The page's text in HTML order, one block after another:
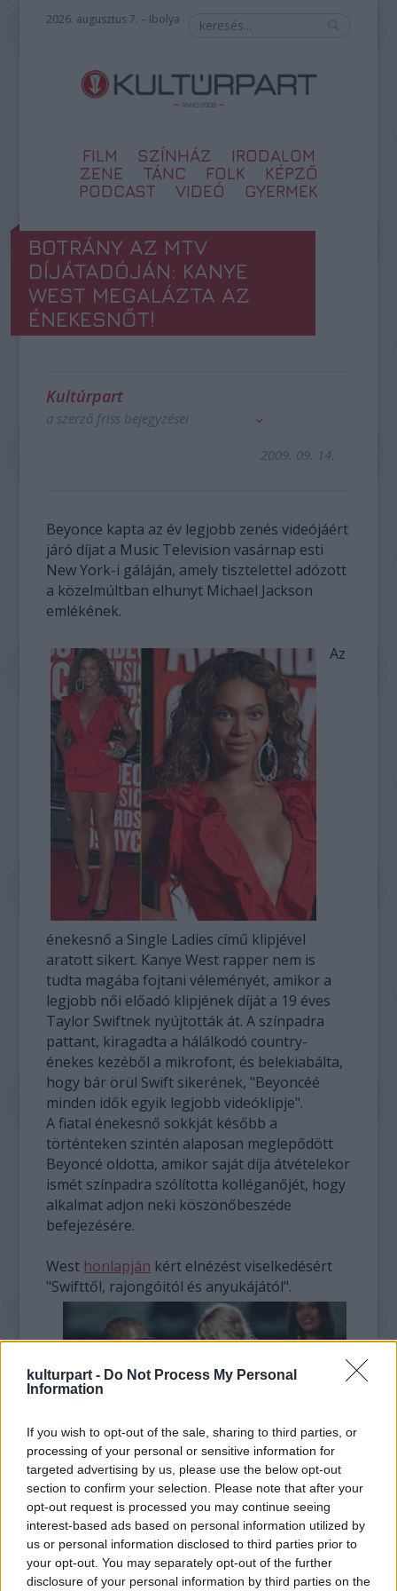
kulturpart - Do Not Process My Personal
Information
If you wish to opt-out of the sale, sharing to third parties, or
processing of your personal or sensitive information for
targeted advertising by us, please use the below opt-out
section to confirm your selection. Please note that after your
opt-out request is processed you may continue seeing
interest-based ads based on personal information utilized by
us or personal information disclosed to third parties prior to
your opt-out. You may separately opt-out of the further
disclosure of your personal information by third parties on the
2026. augusztus 7. – Ibolya
FILM SZÍNHÁZ
IRODALOM
ZENE
TÁNC FOLK
KÉPZŐ
PODCAST
VIDEÓ GYERMEK
BOTRÁNY AZ MTV
DÍJÁTADÓJÁN: KANYE
WEST MEGALÁZTA AZ
ÉNEKESNŐT!
Kultúrpart
a szerző friss bejegyzései
2009. 09. 14.
Beyonce kapta az év legjobb zenés videójáért
járó díjat a Music Television vasárnap esti
New York-i gáláján, amely tisztelettel adózott
a közelmúltban elhunyt Michael Jackson
emlékének.
Az
énekesnő a Single Ladies című klipjével
aratott sikert. Kanye West rapper nem is
tudta magába fojtani véleményét, amikor a
legjobb női előadó klipjének díját a 19 éves
Taylor Swiftnek nyújtották át. A színpadra
pattant, kiragadta a hálálkodó country-
énekes kezéből a mikrofont, és belekiabálta,
hogy bár örül Swift sikerének, "Beyoncéé
minden idők egyik legjobb videóklipje".
A fiatal énekesnő sokkját később a
történteken szintén alaposan meglepődött
Beyoncé oldotta, amikor saját díja átvételekor
ismét színpadra szólította kolléganőjét, hogy
alkalmat adjon neki köszönőbeszéde
befejezésére.
West honlapján kért elnézést viselkedésért
"Swifttől, rajongóitól és anyukájától".